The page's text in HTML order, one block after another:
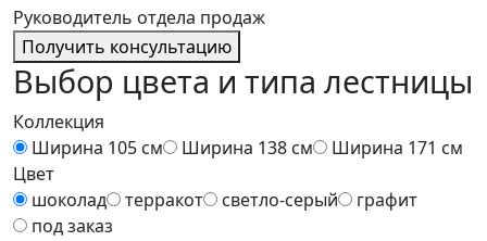
Руководитель отдела продаж
Получить консультацию
Выбор цвета и типа лестницы
Коллекция
Ширина 105 см
Ширина 138 см
Ширина 171 см
Цвет
шоколад
терракот светло-серый
графит
под заказ